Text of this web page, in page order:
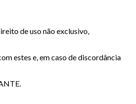
de uso não exclusivo,
estes e, em caso de discordância